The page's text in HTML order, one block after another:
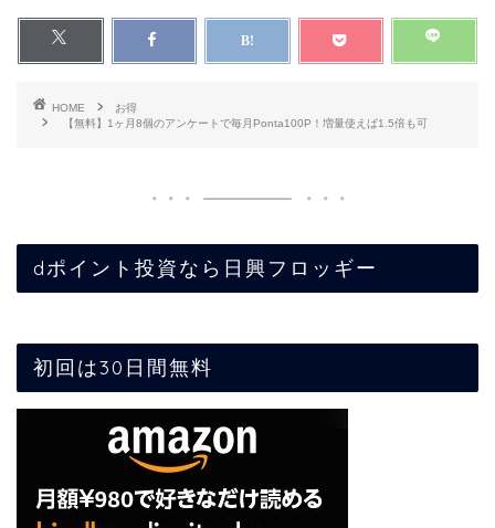
HOME
お得
【無料】1ヶ月8個のアンケートで毎月Ponta100P！増量使えば1.5倍も可
dポイント投資なら日興フロッギー
初回は30日間無料